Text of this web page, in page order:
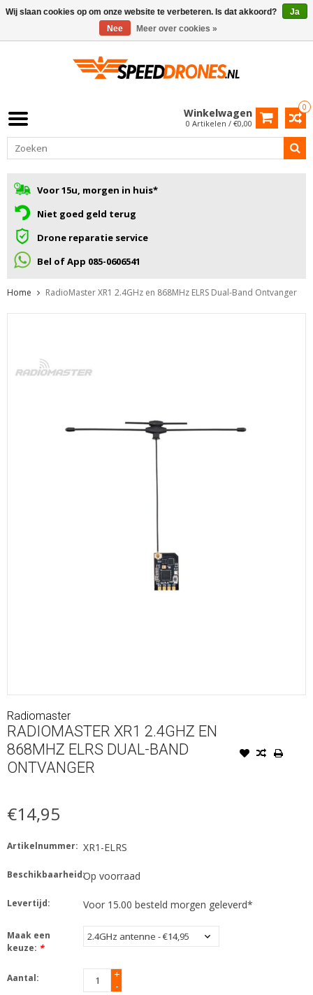
0
Winkelwagen
0 Artikelen / €0,00
Voor 15u, morgen in huis*
Niet goed geld terug
Drone reparatie service
Bel of App 085-0606541
Home RadioMaster XR1 2.4GHz en 868MHz ELRS Dual-Band Ontvanger
Radiomaster
RADIOMASTER XR1 2.4GHZ EN
868MHZ ELRS DUAL-BAND
ONTVANGER
€14,95
Artikelnummer: XR1-ELRS
Beschikbaarheid:Op voorraad
Levertijd: Voor 15.00 besteld morgen geleverd*
Maak een
keuze: *
Aantal:
+
-
Wij slaan cookies op om onze website te verbeteren. Is dat akkoord?
Ja
Nee
Meer over cookies »